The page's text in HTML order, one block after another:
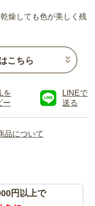
燥しても色が美しく残
こちら
を
ー
LINEで
送る
品について
円以上で